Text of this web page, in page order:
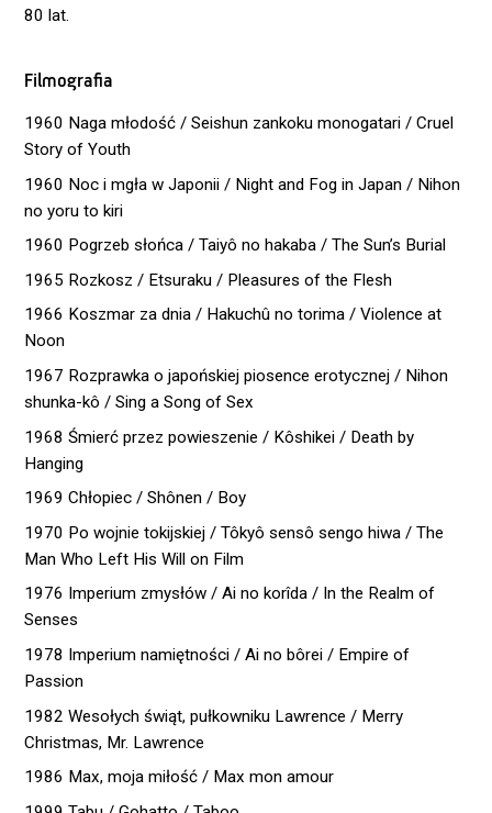
80 lat.
Filmografia
1960 Naga młodość / Seishun zankoku monogatari / Cruel
Story of Youth
1960 Noc i mgła w Japonii / Night and Fog in Japan / Nihon
no yoru to kiri
1960 Pogrzeb słońca / Taiyô no hakaba / The Sun’s Burial
1965 Rozkosz / Etsuraku / Pleasures of the Flesh
1966 Koszmar za dnia / Hakuchû no torima / Violence at
Noon
1967 Rozprawka o japońskiej piosence erotycznej / Nihon
shunka-kô / Sing a Song of Sex
1968 Śmierć przez powieszenie / Kôshikei / Death by
Hanging
1969 Chłopiec / Shônen / Boy
1970 Po wojnie tokijskiej / Tôkyô sensô sengo hiwa / The
Man Who Left His Will on Film
1976 Imperium zmysłów / Ai no korîda / In the Realm of
Senses
1978 Imperium namiętności / Ai no bôrei / Empire of
Passion
1982 Wesołych świąt, pułkowniku Lawrence / Merry
Christmas, Mr. Lawrence
1986 Max, moja miłość / Max mon amour